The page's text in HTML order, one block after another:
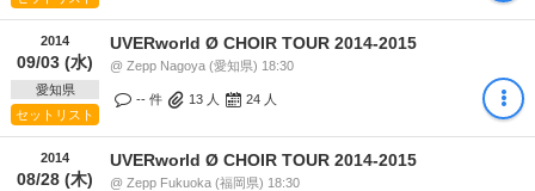
2014
09/03 (水)
愛知県
セットリスト
UVERworld Ø CHOIR TOUR 2014-2015
@ Zepp Nagoya (愛知県) 18:30
-- 件 13 人 24 人
2014
08/28 (木)
UVERworld Ø CHOIR TOUR 2014-2015
@ Zepp Fukuoka (福岡県) 18:30